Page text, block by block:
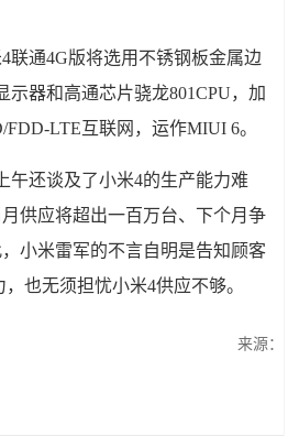
联通4G版将选用不锈钢板金属边
示器和高通芯片骁龙801CPU，加
FDD-LTE互联网，运作MIUI 6。
午还谈及了小米4的生产能力难
供应将超出一百万台、下个月争
小米雷军的不言自明是告知顾客
也无须担忧小米4供应不够。
来源：